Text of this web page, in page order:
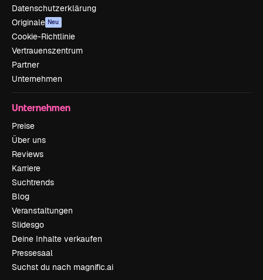
Datenschutzerklärung
Originale Neu
Cookie-Richtlinie
Vertrauenszentrum
Partner
Unternehmen
Unternehmen
Preise
Über uns
Reviews
Karriere
Suchtrends
Blog
Veranstaltungen
Slidesgo
Deine Inhalte verkaufen
Pressesaal
Suchst du nach magnific.ai